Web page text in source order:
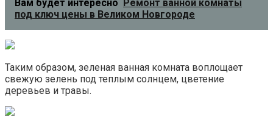
Вам будет интересно
Ремонт ванной комнаты
под ключ цены в Великом Новгороде
Таким образом, зеленая ванная комната воплощает
свежую зелень под теплым солнцем, цветение
деревьев и травы.